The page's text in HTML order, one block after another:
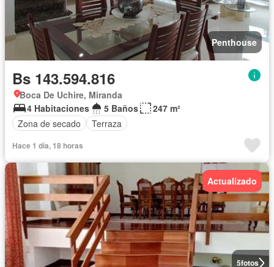
Penthouse
Bs 143.594.816
Boca De Uchire, Miranda
4 Habitaciones
5 Baños
247 m²
Zona de secado
Terraza
Hace 1 día, 18 horas
5fotos
Actualizado